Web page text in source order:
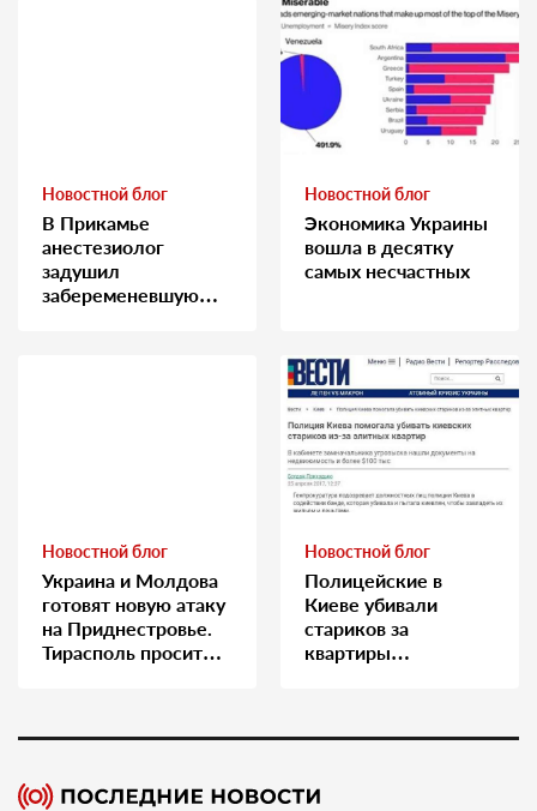
Новостной блог
В Прикамье
анестезиолог
задушил
забеременевшую
Новостной блог
Экономика Украины
вошла в десятку
самых несчастных
Новостной блог
Украина и Молдова
готовят новую атаку
на Приднестровье.
Тирасполь просит
Новостной блог
Полицейские в
Киеве убивали
стариков за
квартиры…